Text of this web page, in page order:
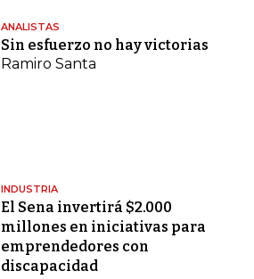
ANALISTAS
Sin esfuerzo no hay victorias
Ramiro Santa
INDUSTRIA
El Sena invertirá $2.000
millones en iniciativas para
emprendedores con
discapacidad